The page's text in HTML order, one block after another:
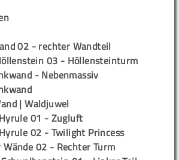
02 - rechter Wandteil
03 - Höllensteinturm
- Nebenmassiv
| Waldjuwel
01 - Zugluft
02 - Twilight Princess
02 - Rechter Turm